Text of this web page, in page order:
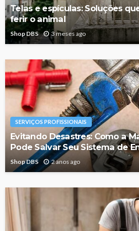
Telas e espículas: Soluções
ferir o animal
Shop DBS 3 meses ago
SERVIÇOS PROFISSIONAIS
Evitando Desastres: Como a
Pode Salvar Seu Sistema de
Shop DBS 2 anos ago